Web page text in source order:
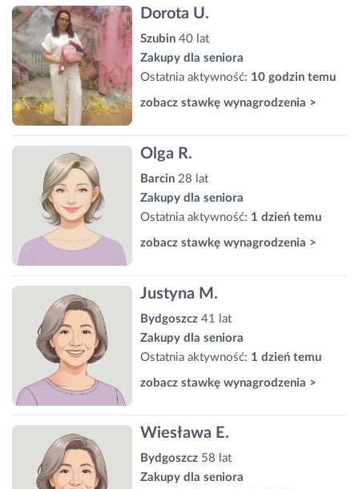
Dorota U.
Szubin 40 lat
Zakupy dla seniora
Ostatnia aktywność: 10 godzin temu
zobacz stawkę wynagrodzenia >
Olga R.
Barcin 28 lat
Zakupy dla seniora
Ostatnia aktywność: 1 dzień temu
zobacz stawkę wynagrodzenia >
Justyna M.
Bydgoszcz 41 lat
Zakupy dla seniora
Ostatnia aktywność: 1 dzień temu
zobacz stawkę wynagrodzenia >
Wiesława E.
Bydgoszcz 58 lat
Zakupy dla seniora